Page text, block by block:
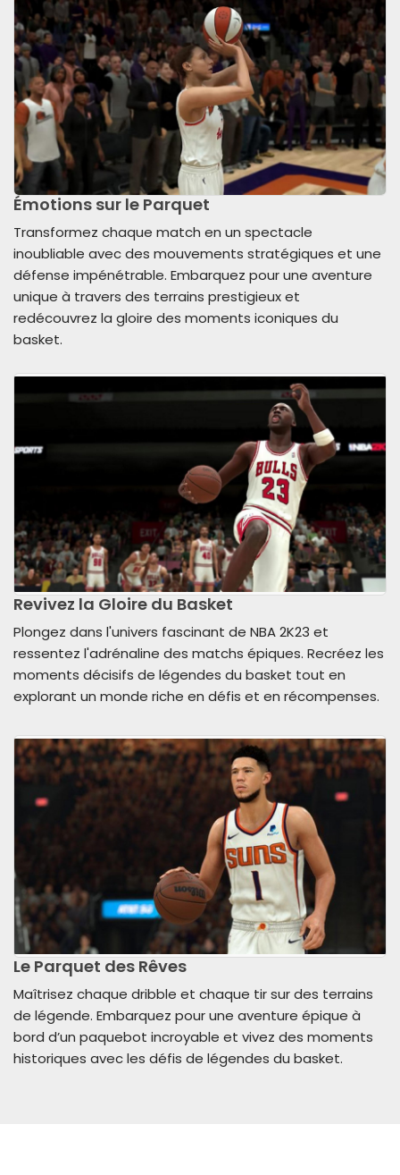
Émotions sur le Parquet
Transformez chaque match en un spectacle
inoubliable avec des mouvements stratégiques et une
défense impénétrable. Embarquez pour une aventure
unique à travers des terrains prestigieux et
redécouvrez la gloire des moments iconiques du
basket.
Revivez la Gloire du Basket
Plongez dans l'univers fascinant de NBA 2K23 et
ressentez l'adrénaline des matchs épiques. Recréez les
moments décisifs de légendes du basket tout en
explorant un monde riche en défis et en récompenses.
Le Parquet des Rêves
Maîtrisez chaque dribble et chaque tir sur des terrains
de légende. Embarquez pour une aventure épique à
bord d’un paquebot incroyable et vivez des moments
historiques avec les défis de légendes du basket.